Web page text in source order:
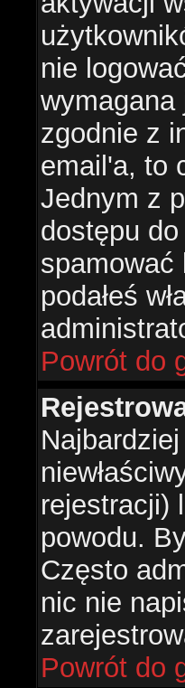
nie
wymagana
zgodnie z
email'a, to
Jednym z
dostępu
spamować
podałeś
Powrót do
rejestracji)
powodu.
Często
nic nie
Powrót do